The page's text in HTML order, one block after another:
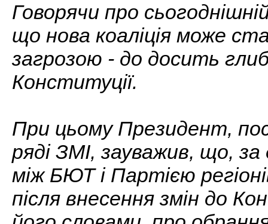
Говорячи про
що нова коаліція може
загрозою - до досить
Конституції.
При цьому Президент,
ряді ЗМІ, зауважив, що, за
між БЮТ і Партією
після внесення змін до